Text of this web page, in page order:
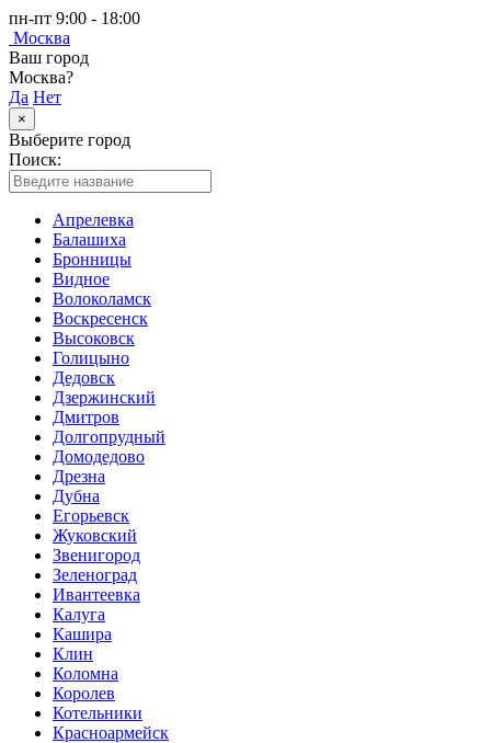
пн-пт 9:00 - 18:00
Москва
Ваш город
Москва?
Да Нет
×
Выберите город
Поиск:
Апрелевка
Балашиха
Бронницы
Видное
Волоколамск
Воскресенск
Высоковск
Голицыно
Дедовск
Дзержинский
Дмитров
Долгопрудный
Домодедово
Дрезна
Дубна
Егорьевск
Жуковский
Звенигород
Зеленоград
Ивантеевка
Калуга
Кашира
Клин
Коломна
Королев
Котельники
Красноармейск